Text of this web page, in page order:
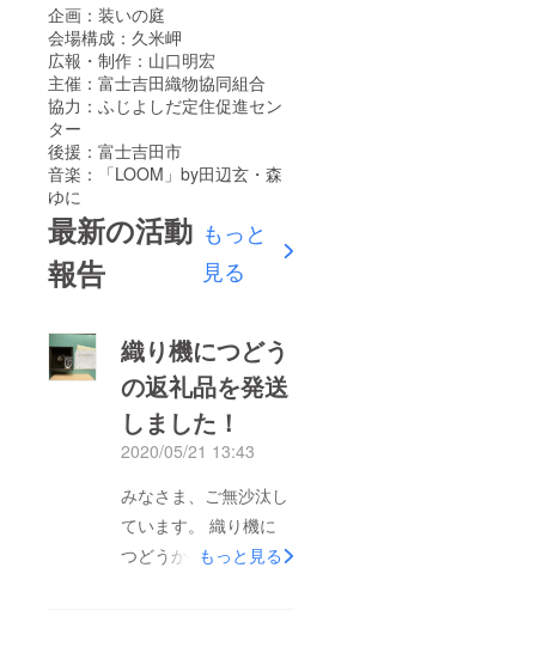
企画：装いの庭
会場構成：久米岬
広報・制作：山口明宏
主催：富士吉田織物協同組合
協力：ふじよしだ定住促進セン
ター
後援：富士吉田市
音楽：「LOOM」by田辺玄・森
ゆに
最新の活動
報告
もっと
見る
織り機につどう
の返礼品を発送
しました！
2020/05/21 13:43
みなさま、ご無沙汰し
ています。 織り機に
つどうから一ヶ月半が
もっと見る